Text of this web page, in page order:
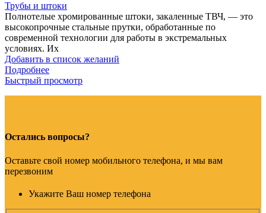
Трубы и штоки
Полнотелые хромированные штоки, закаленные ТВЧ, — это
высокопрочные стальные прутки, обработанные по
современной технологии для работы в экстремальных
условиях. Их
Добавить в список желаний
Подробнее
Быстрый просмотр
Остались вопросы?
Оставьте свой номер мобильного телефона, и мы вам
перезвоним
Укажите Ваш номер телефона